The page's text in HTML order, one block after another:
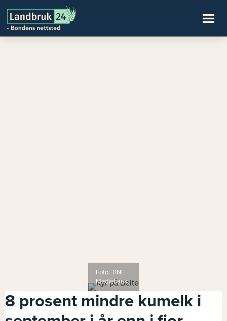
Foto: TINE
Mediebank.
8 prosent mindre kumelk i